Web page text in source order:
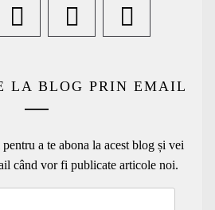
LA BLOG PRIN EMAIL
a te abona la acest blog și vei
când vor fi publicate articole noi.